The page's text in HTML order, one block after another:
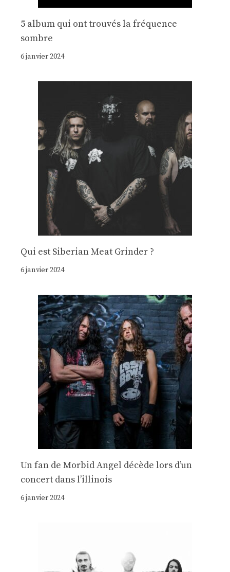
5 album qui ont trouvés la fréquence
sombre
6 janvier 2024
Qui est Siberian Meat Grinder ?
6 janvier 2024
Un fan de Morbid Angel décède lors d’un
concert dans l’illinois
6 janvier 2024